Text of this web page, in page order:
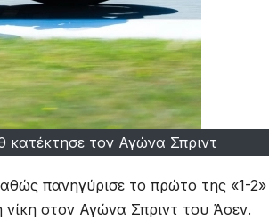
τον Αγώνα Σπριντ
πανηγύρισε το πρώτο της «1-2»
στον Αγώνα Σπριντ του Άσεν.